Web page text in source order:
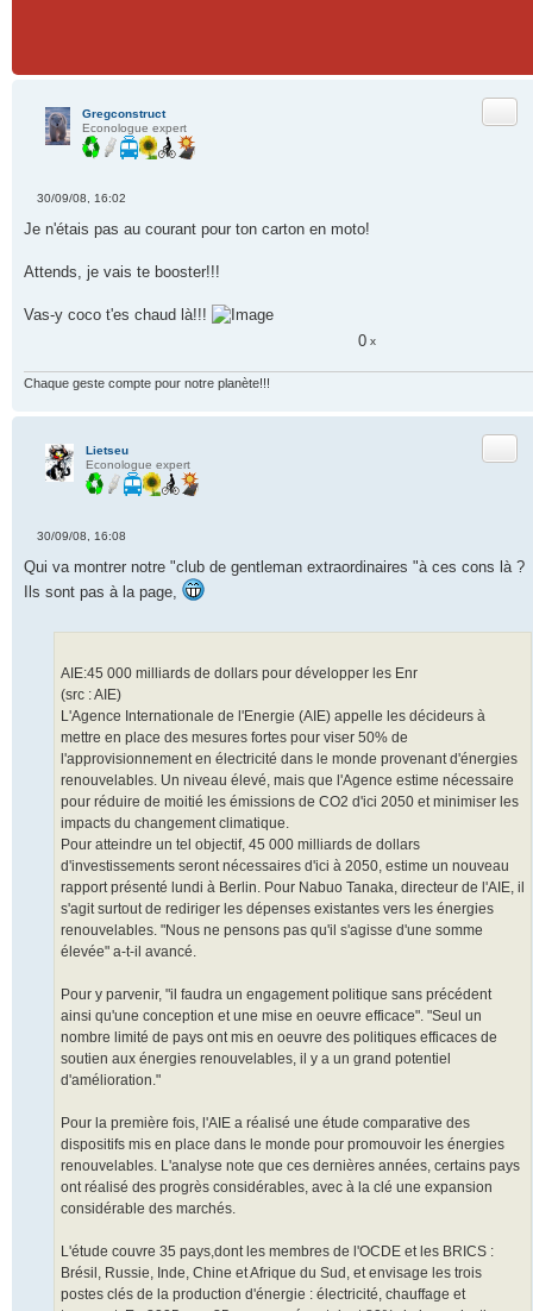
Gregconstruct
Econologue expert
e
s
a
g
n
o
30/09/08, 16:02
Je n'étais pas au courant pour ton carton en moto!
Attends, je vais te booster!!!
Vas-y coco t'es chaud là!!!
0 x
Chaque geste compte pour notre planète!!!
Lietseu
Econologue expert
s
s
30/09/08, 16:08
Qui va montrer notre "club de gentleman extraordinaires "à ces cons là ?
Ils sont pas à la page,
AIE:45 000 milliards de dollars pour développer les Enr
(src : AIE)
L'Agence Internationale de l'Energie (AIE) appelle les décideurs à
mettre en place des mesures fortes pour viser 50% de
l'approvisionnement en électricité dans le monde provenant d'énergies
renouvelables. Un niveau élevé, mais que l'Agence estime nécessaire
pour réduire de moitié les émissions de CO2 d'ici 2050 et minimiser les
impacts du changement climatique.
Pour atteindre un tel objectif, 45 000 milliards de dollars
d'investissements seront nécessaires d'ici à 2050, estime un nouveau
rapport présenté lundi à Berlin. Pour Nabuo Tanaka, directeur de l'AIE, il
s'agit surtout de rediriger les dépenses existantes vers les énergies
renouvelables. "Nous ne pensons pas qu'il s'agisse d'une somme
élevée" a-t-il avancé.
Pour y parvenir, "il faudra un engagement politique sans précédent
ainsi qu'une conception et une mise en oeuvre efficace". "Seul un
nombre limité de pays ont mis en oeuvre des politiques efficaces de
soutien aux énergies renouvelables, il y a un grand potentiel
d'amélioration."
Pour la première fois, l'AIE a réalisé une étude comparative des
dispositifs mis en place dans le monde pour promouvoir les énergies
renouvelables. L'analyse note que ces dernières années, certains pays
ont réalisé des progrès considérables, avec à la clé une expansion
considérable des marchés.
L'étude couvre 35 pays,dont les membres de l'OCDE et les BRICS :
Brésil, Russie, Inde, Chine et Afrique du Sud, et envisage les trois
postes clés de la production d'énergie : électricité, chauffage et